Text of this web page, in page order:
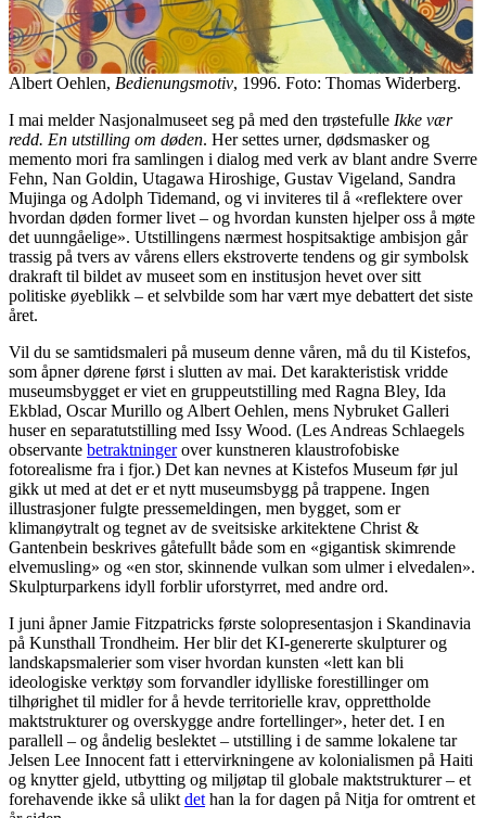
Albert Oehlen, Bedienungsmotiv, 1996. Foto: Thomas Widerberg.
I mai melder Nasjonalmuseet seg på med den trøstefulle Ikke vær
redd. En utstilling om døden. Her settes urner, dødsmasker og
memento mori fra samlingen i dialog med verk av blant andre Sverre
Fehn, Nan Goldin, Utagawa Hiroshige, Gustav Vigeland, Sandra
Mujinga og Adolph Tidemand, og vi inviteres til å «reflektere over
hvordan døden former livet – og hvordan kunsten hjelper oss å møte
det uunngåelige». Utstillingens nærmest hospitsaktige ambisjon går
trassig på tvers av vårens ellers ekstroverte tendens og gir symbolsk
drakraft til bildet av museet som en institusjon hevet over sitt
politiske øyeblikk – et selvbilde som har vært mye debattert det siste
året.
Vil du se samtidsmaleri på museum denne våren, må du til Kistefos,
som åpner dørene først i slutten av mai. Det karakteristisk vridde
museumsbygget er viet en gruppeutstilling med Ragna Bley, Ida
Ekblad, Oscar Murillo og Albert Oehlen, mens Nybruket Galleri
huser en separatutstilling med Issy Wood. (Les Andreas Schlaegels
observante betraktningerover kunstneren klaustrofobiske
fotorealisme fra i fjor.) Det kan nevnes at Kistefos Museum før jul
gikk ut med at det er et nytt museumsbygg på trappene. Ingen
illustrasjoner fulgte pressemeldingen, men bygget, som er
klimanøytralt og tegnet av de sveitsiske arkitektene Christ &
Gantenbein beskrives gåtefullt både som en «gigantisk skimrende
elvemusling» og «en stor, skinnende vulkan som ulmer i elvedalen».
Skulpturparkens idyll forblir uforstyrret, med andre ord.
I juni åpner Jamie Fitzpatricks første solopresentasjon i Skandinavia
på Kunsthall Trondheim. Her blir det KI-genererte skulpturer og
landskapsmalerier som viser hvordan kunsten «lett kan bli
ideologiske verktøy som forvandler idylliske forestillinger om
tilhørighet til midler for å hevde territorielle krav, opprettholde
maktstrukturer og overskygge andre fortellinger», heter det. I en
parallell – og åndelig beslektet – utstilling i de samme lokalene tar
Jelsen Lee Innocent fatt i ettervirkningene av kolonialismen på Haiti
og knytter gjeld, utbytting og miljøtap til globale maktstrukturer – et
forehavende ikke så ulikt det han la for dagen på Nitja for omtrent et